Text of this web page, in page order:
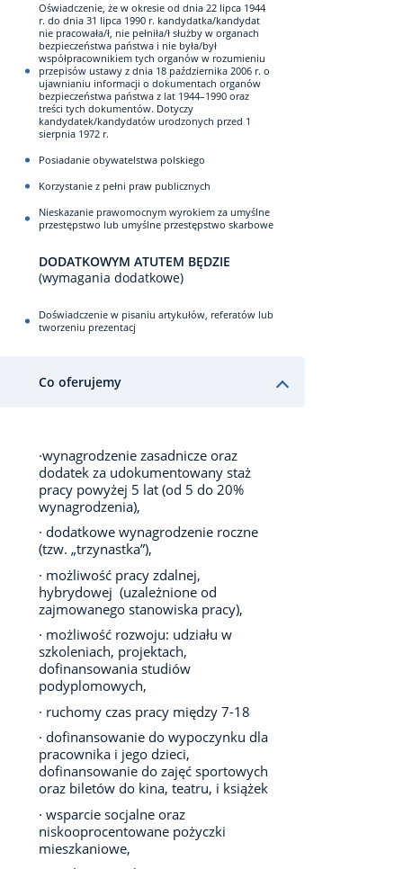
Oświadczenie, że w okresie od dnia 22 lipca 1944
r. do dnia 31 lipca 1990 r. kandydatka/kandydat
nie pracowała/ł, nie pełniła/ł służby w organach
bezpieczeństwa państwa i nie była/był
współpracownikiem tych organów w rozumieniu
przepisów ustawy z dnia 18 października 2006 r. o
ujawnianiu informacji o dokumentach organów
bezpieczeństwa państwa z lat 1944–1990 oraz
treści tych dokumentów. Dotyczy
kandydatek/kandydatów urodzonych przed 1
sierpnia 1972 r.
Posiadanie obywatelstwa polskiego
Korzystanie z pełni praw publicznych
Nieskazanie prawomocnym wyrokiem za umyślne
przestępstwo lub umyślne przestępstwo skarbowe
DODATKOWYM ATUTEM BĘDZIE
(wymagania dodatkowe)
Doświadczenie w pisaniu artykułów, referatów lub
tworzeniu prezentacj
Co oferujemy
·wynagrodzenie zasadnicze oraz
dodatek za udokumentowany staż
pracy powyżej 5 lat (od 5 do 20%
wynagrodzenia),
· dodatkowe wynagrodzenie roczne
(tzw. „trzynastka”),
· możliwość pracy zdalnej,
hybrydowej (uzależnione od
zajmowanego stanowiska pracy),
· możliwość rozwoju: udziału w
szkoleniach, projektach,
dofinansowania studiów
podyplomowych,
· ruchomy czas pracy między 7-18
· dofinansowanie do wypoczynku dla
pracownika i jego dzieci,
dofinansowanie do zajęć sportowych
oraz biletów do kina, teatru, i książek
· wsparcie socjalne oraz
niskooprocentowane pożyczki
mieszkaniowe,